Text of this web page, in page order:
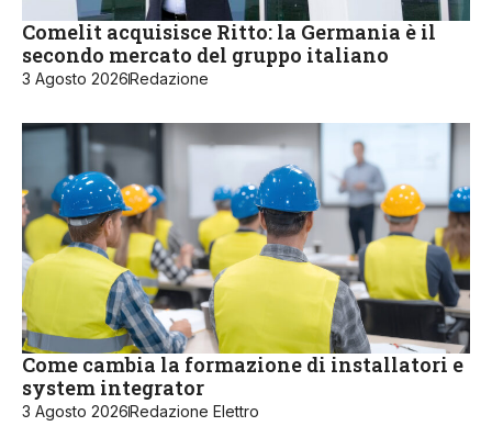
Comelit acquisisce Ritto: la Germania è il
secondo mercato del gruppo italiano
3 Agosto 2026Redazione
Come cambia la formazione di installatori e
system integrator
3 Agosto 2026Redazione Elettro